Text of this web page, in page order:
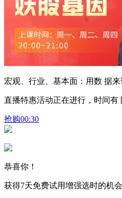
宏观、行业、基本面：用数 据来
直播特惠活动正在进行，时间有
抢购00:30
恭喜你！
获得7天免费试用增强选时的机会